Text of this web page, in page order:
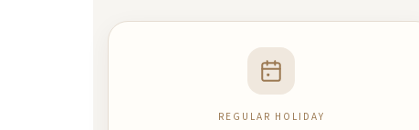
REGULAR HOLIDAY